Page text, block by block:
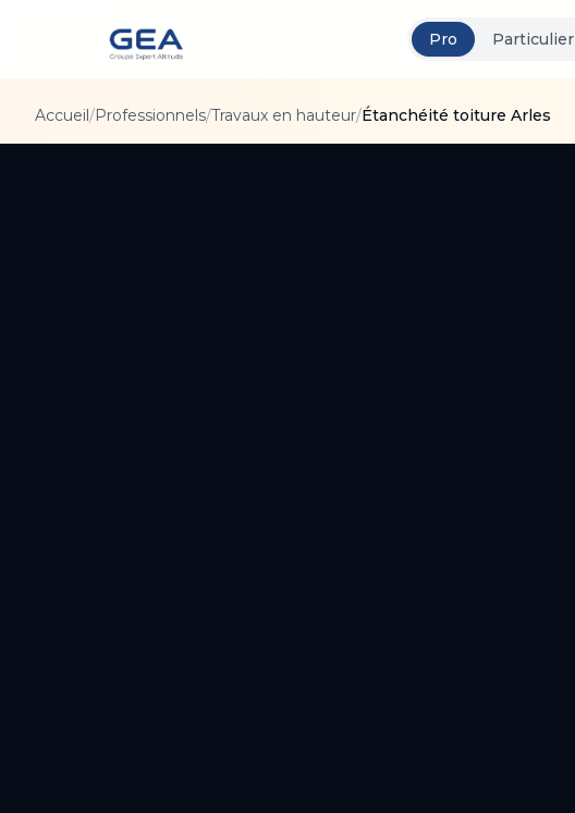
Pro Particulier
Accueil/Professionnels/Travaux en hauteur/Étanchéité toiture Arles